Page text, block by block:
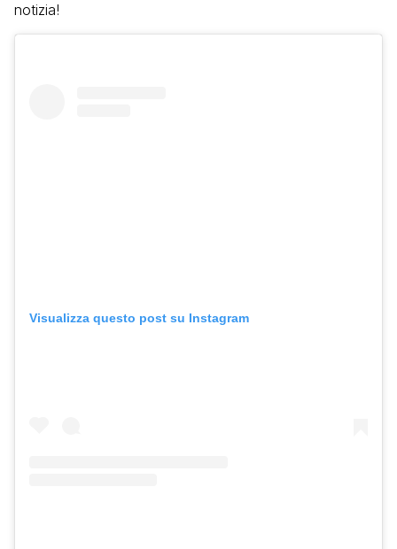
notizia!
Visualizza questo post su Instagram